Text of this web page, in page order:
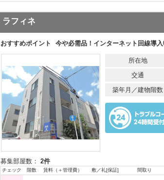
ラフィネ
おすすめポイント 今や必需品！インターネット回線導
所在地
交通
築年月／建物階数
募集部屋数： 2件
チェック 階数 賃料（＋管理費） 敷／礼[保証] 間取り